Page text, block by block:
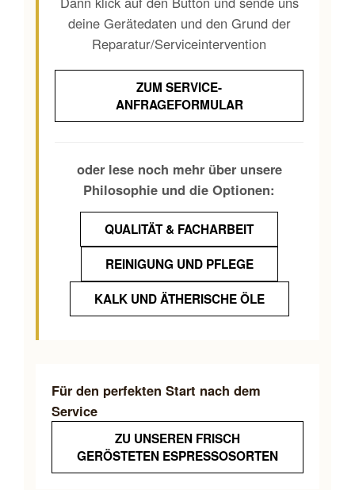
deine Gerätedaten und den Grund der
Reparatur/Serviceintervention
ZUM SERVICE-
ANFRAGEFORMULAR
oder lese noch mehr über unsere
Philosophie und die Optionen:
QUALITÄT & FACHARBEIT
REINIGUNG UND PFLEGE
KALK UND ÄTHERISCHE ÖLE
Für den perfekten Start nach dem
Service
ZU UNSEREN FRISCH
GERÖSTETEN ESPRESSOSORTEN